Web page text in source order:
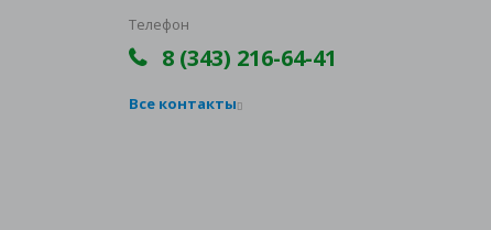
Телефон
8 (343) 216-64-41
Все контакты